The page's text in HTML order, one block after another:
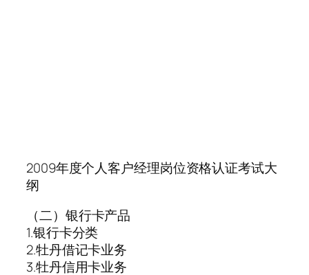
2009年度个人客户经理岗位资格认证考试大
纲
（二）银行卡产品
1.银行卡分类
2.牡丹借记卡业务
3.牡丹信用卡业务